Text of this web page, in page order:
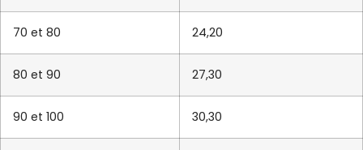
70 et 80 24,20
80 et 90 27,30
90 et 100 30,30